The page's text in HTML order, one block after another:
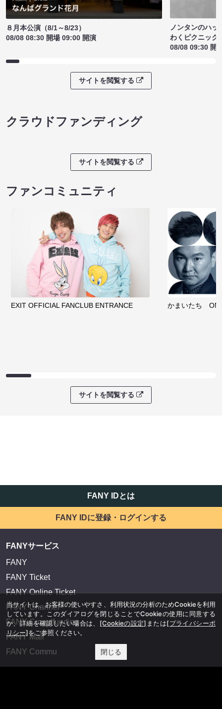
８月本公演（8/1～8/23）
08/08 08:30 開場 09:00 開演
ノンタンのハッ
わくピクニック
08/08 09:30 開
サイトを閲覧する
クラウドファンディング
サイトを閲覧する
ファンコミュニティ
EXIT OFFICIAL FANCLUB ENTRANCE かまいたち
サイトを閲覧する
FANY IDとは
FANY IDに登録・ログインする
FANYサービス
FANY
FANY Ticket
FANY Online Ticket
FANY Channel
FANY Crowdfunding
FANY Mall
FANY Commu
当サイトは、お客様の使いやすさ、利用状況の分析のためCookieを利用
しています。このダイアログを閉じることでCookieの使用に同意する
か、詳細を確認したい場合は、 [Cookieの設定] または[プライバシーポ
リシー]をご参照ください。
閉じる